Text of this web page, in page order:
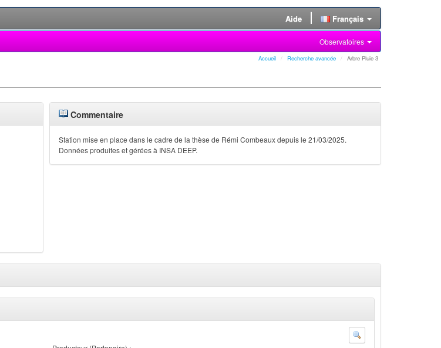
Aide Français
Observatoires
Accueil Recherche avancée Arbre Pluie 3
Commentaire
Station mise en place dans le cadre de la thèse de Rémi Combeaux depuis le 21/03/2025.
Données produites et gérées à INSA DEEP.